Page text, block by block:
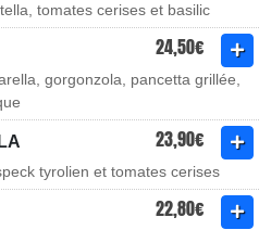
tomates cerises et basilic
24,50€
gorgonzola, pancetta grillée,
23,90€
tyrolien et tomates cerises
22,80€